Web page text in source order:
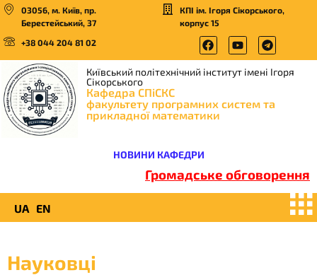
03056, м. Київ, пр.
Берестейський, 37
КПІ ім. Ігоря Сікорського,
корпус 15
+38 044 204 81 02
Київський політехнічний інститут імені Ігоря
Сікорського
Кафедра СПіСКС
факультету програмних систем та
прикладної математики
НОВИНИ КАФЕДРИ
Громадське обговорення
UA EN
Науковці